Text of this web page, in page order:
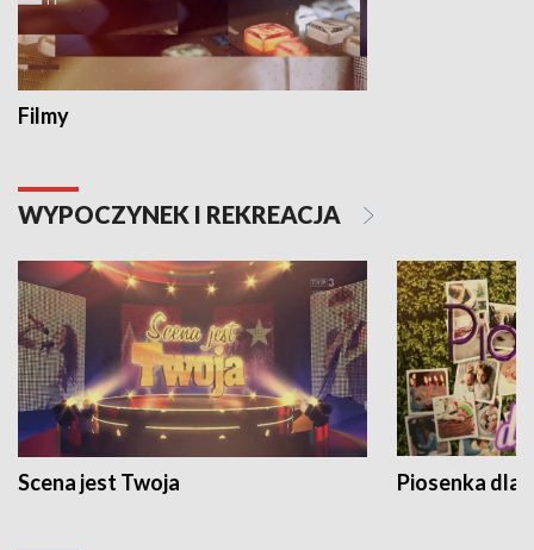
Filmy
WYPOCZYNEK I REKREACJA
Scena jest Twoja Piosenka dla